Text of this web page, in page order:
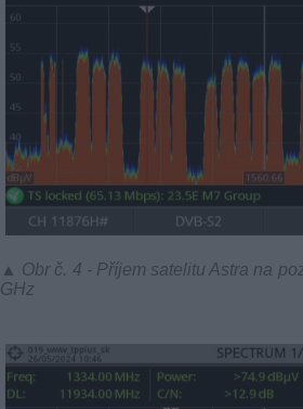
▲ Obr č. 4 - Příjem satelitu Astra na
GHz